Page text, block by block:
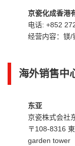
京瓷化成香港
电话: +852
经营内容：镁/
海外销售中
东亚
京瓷株式会社
〒108-8316
garden tower